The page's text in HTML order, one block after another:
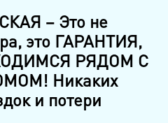
– Это не
это ГАРАНТИЯ,
РЯДОМ С
Никаких
и потери